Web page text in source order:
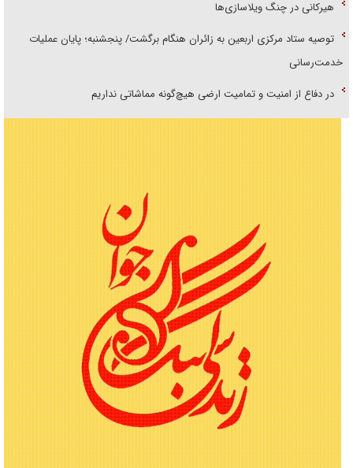
هیرکانی در چنگ ویلاسازی‌ها
توصیه ستاد مرکزی اربعین به زائران هنگام برگشت/ پنجشنبه؛ پایان عملیات
خدمت‌رسانی
در دفاع از امنیت و تمامیت ارضی هیچ‌گونه مماشاتی نداریم